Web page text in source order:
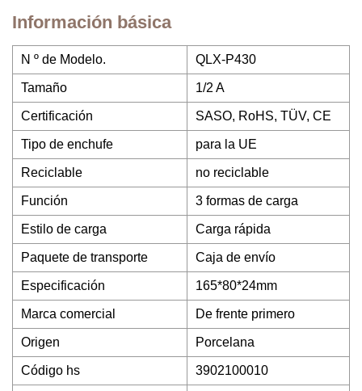
Información básica
N º de Modelo. QLX-P430
Tamaño 1/2 A
Certificación SASO, RoHS, TÜV, CE
Tipo de enchufe para la UE
Reciclable no reciclable
Función 3 formas de carga
Estilo de carga Carga rápida
Paquete de transporte Caja de envío
Especificación 165*80*24mm
Marca comercial De frente primero
Origen Porcelana
Código hs 3902100010